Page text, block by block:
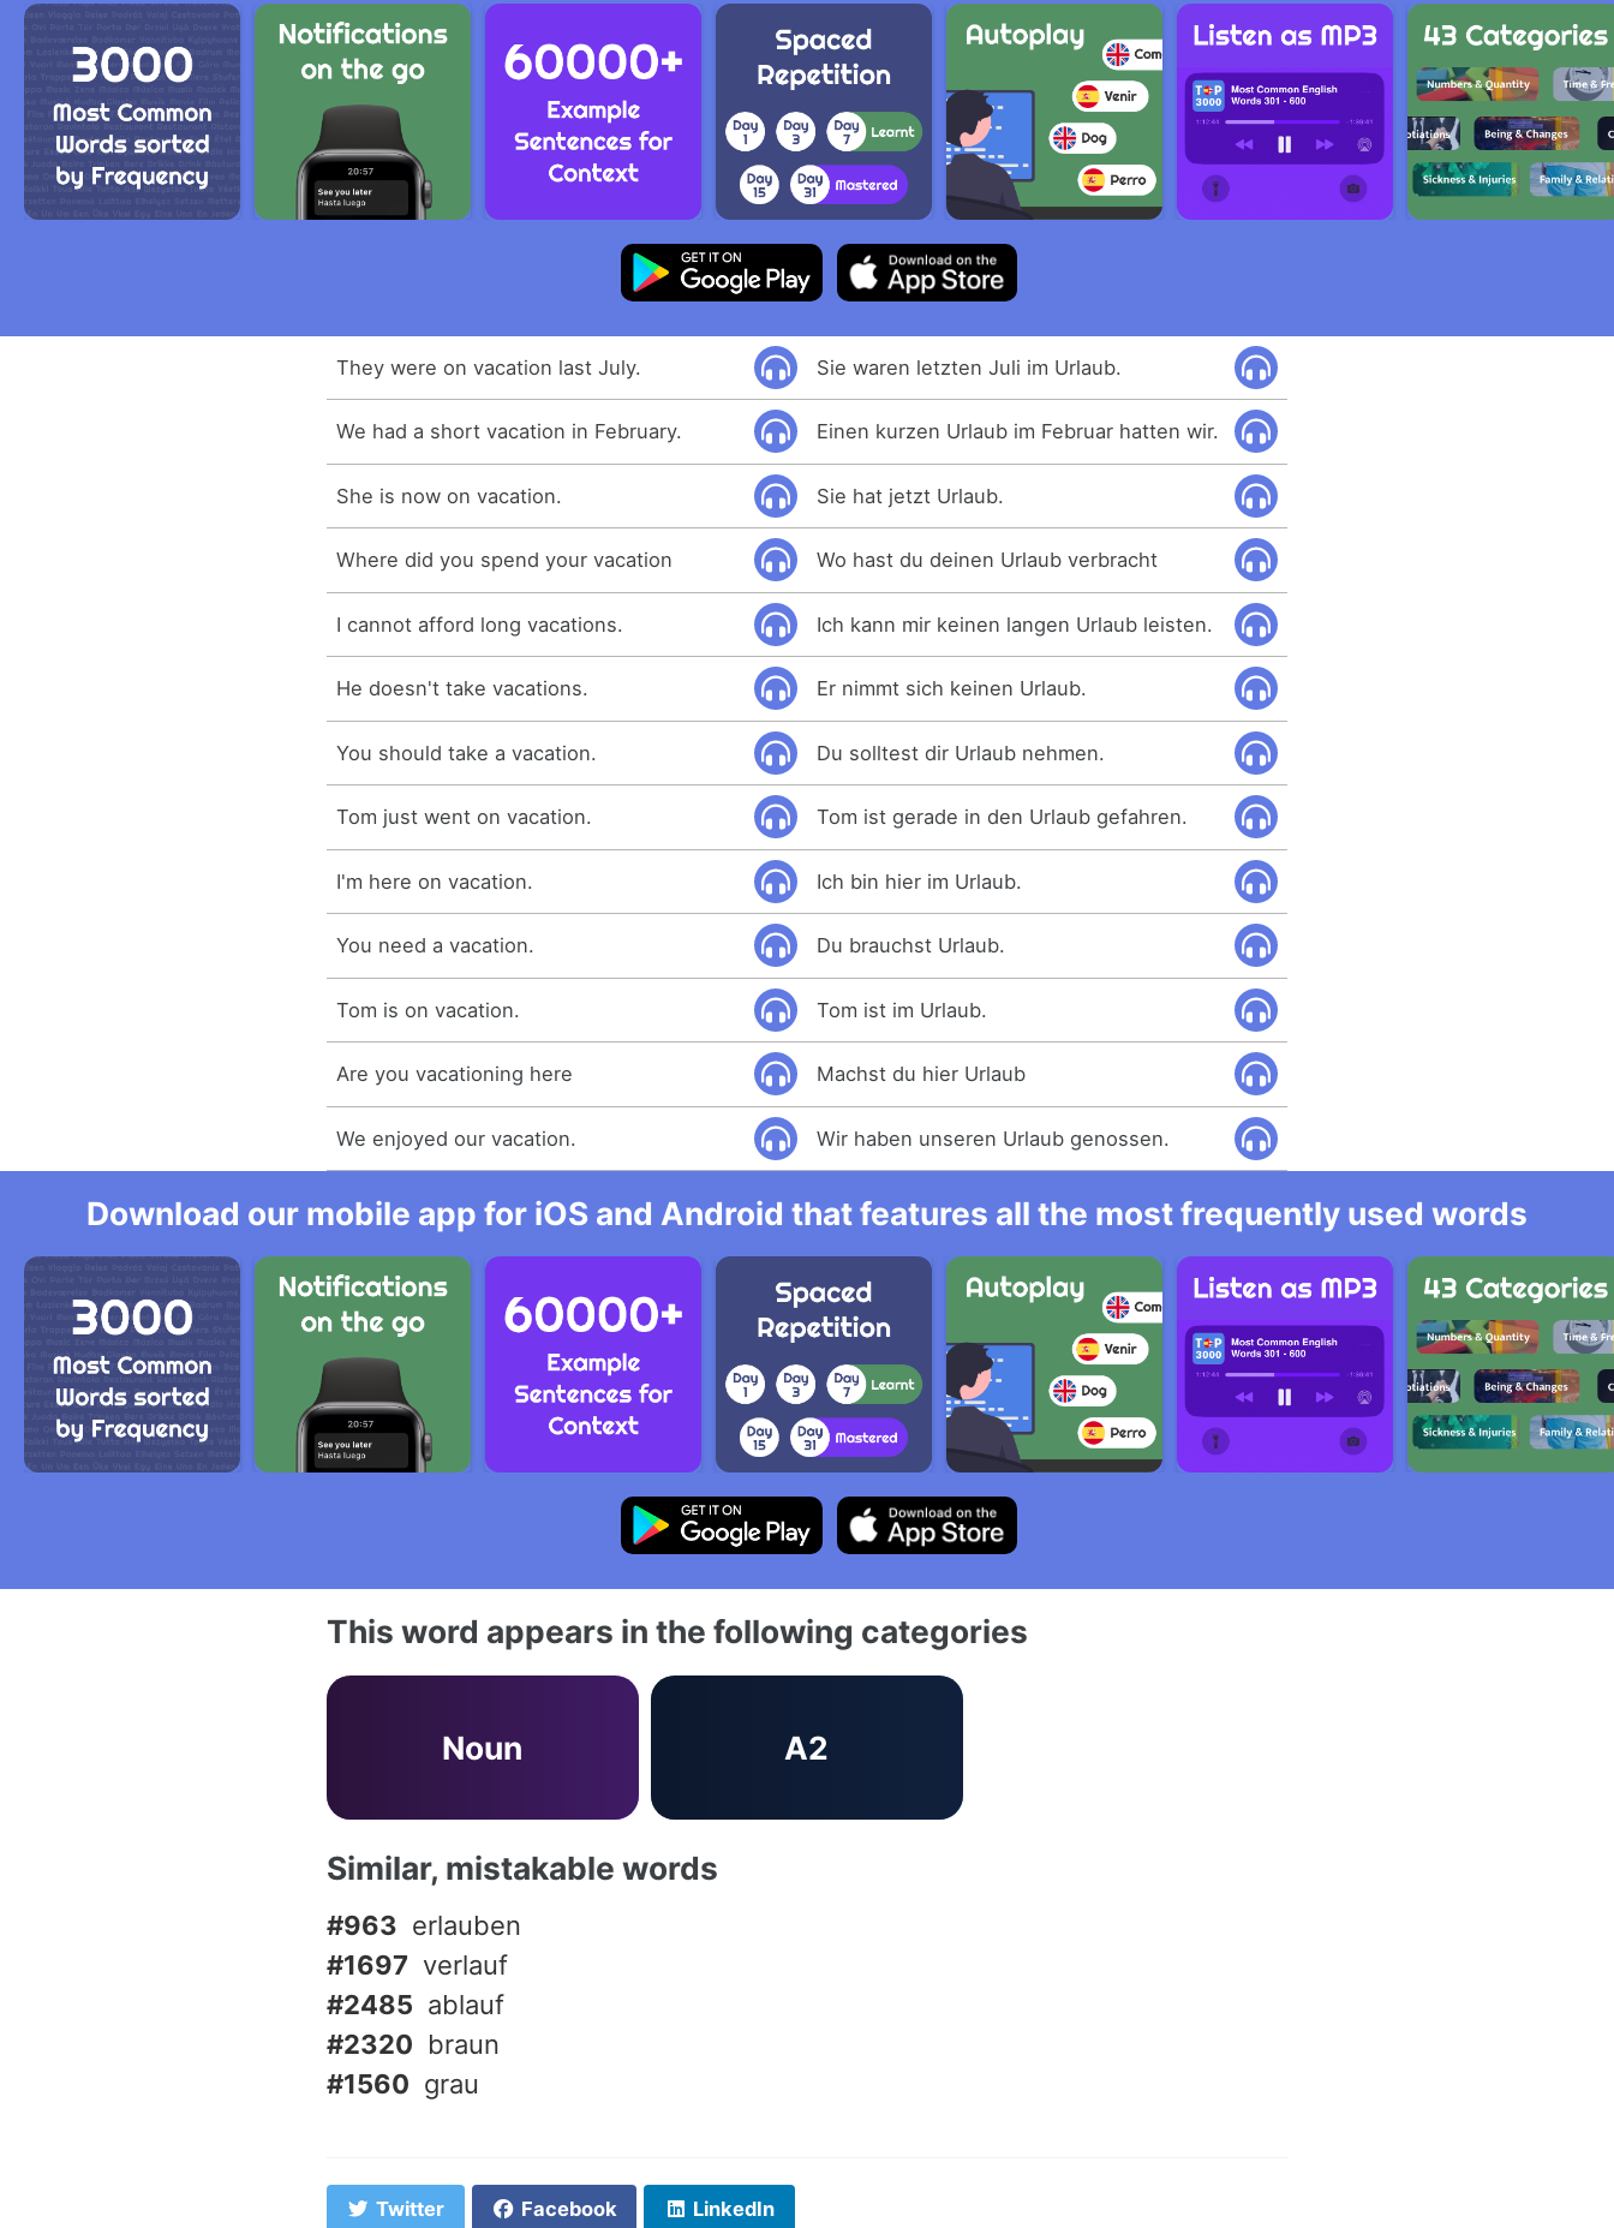
They were on vacation last July. Sie waren letzten Juli im Urlaub.
We had a short vacation in February. Einen kurzen Urlaub im Februar hatten wir.
She is now on vacation. Sie hat jetzt Urlaub.
Where did you spend your vacation Wo hast du deinen Urlaub verbracht
I cannot afford long vacations. Ich kann mir keinen langen Urlaub leisten.
He doesn't take vacations. Er nimmt sich keinen Urlaub.
You should take a vacation. Du solltest dir Urlaub nehmen.
Tom just went on vacation. Tom ist gerade in den Urlaub gefahren.
I'm here on vacation. Ich bin hier im Urlaub.
You need a vacation. Du brauchst Urlaub.
Tom is on vacation. Tom ist im Urlaub.
Are you vacationing here Machst du hier Urlaub
We enjoyed our vacation. Wir haben unseren Urlaub genossen.
Download our mobile app for iOS and Android that features all the most frequently used words
This word appears in the following categories
Noun A2
Similar, mistakable words
#963 erlauben
#1697 verlauf
#2485 ablauf
#2320 braun
#1560 grau
Twitter Facebook LinkedIn